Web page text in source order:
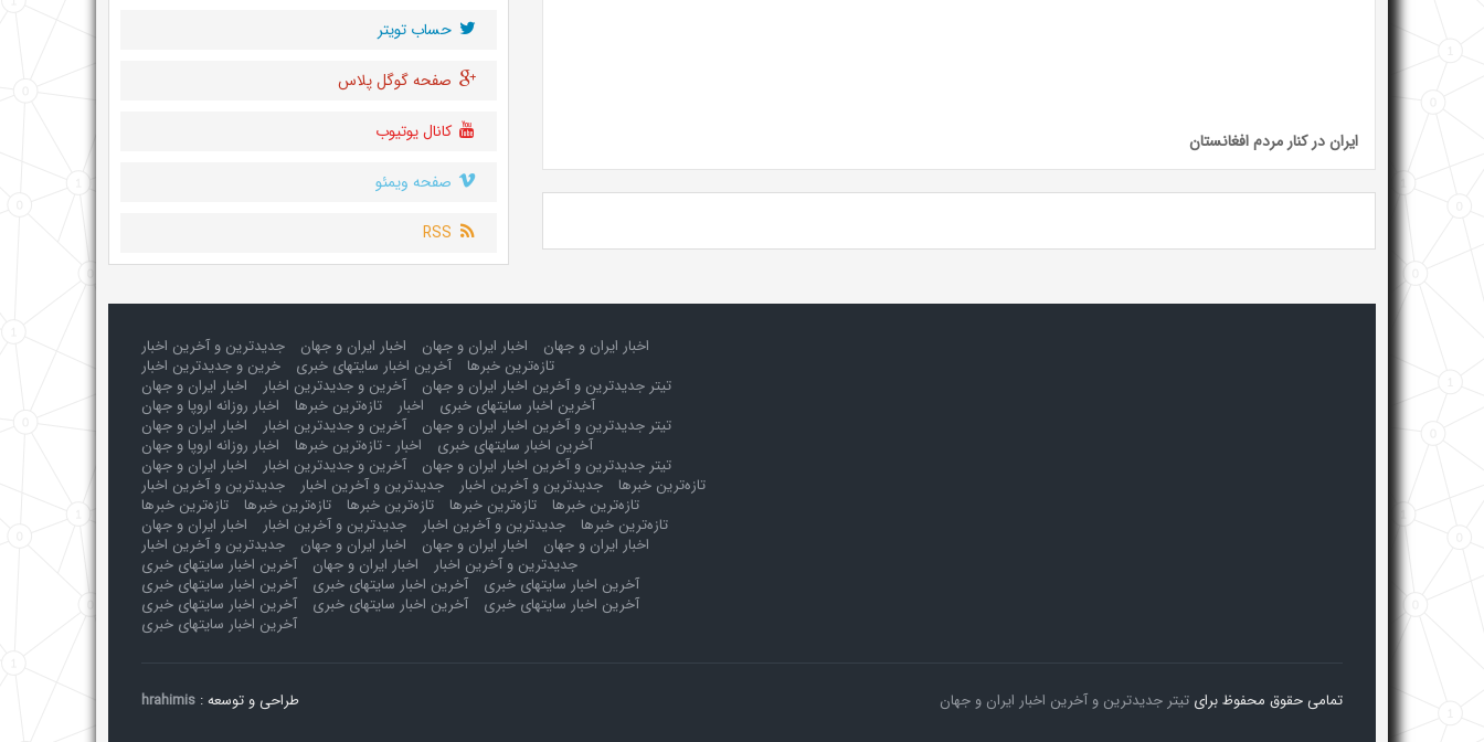
ایران در کنار مردم افغانستان
حساب تويتر
صفحه گوگل پلاس
کانال یوتیوب
صفحه ویمئو
اخبار ایران و جهان اخبار ایران و جهان اخبار ایران و جهان
جدیدترین و آخرین اخبار
تازه‌ترین خبرها
آخرین اخبار سایتهای خبری
خرین و جدیدترین اخبار
تیتر جدیدترین و آخرین اخبار ایران و جهان
آخرین و جدیدترین اخبار
اخبار ایران و جهان
آخرین اخبار سایتهای خبری
اخبار تازه‌ترین خبرها
اخبار روزانه اروپا و جهان
تیتر جدیدترین و آخرین اخبار ایران و جهان
آخرین و جدیدترین اخبار
اخبار ایران و جهان
آخرین اخبار سایتهای خبری
اخبار - تازه‌ترین خبرها
اخبار روزانه اروپا و جهان
تیتر جدیدترین و آخرین اخبار ایران و جهان
آخرین و جدیدترین اخبار
اخبار ایران و جهان
تازه‌ترین خبرها
جدیدترین و آخرین اخبار جدیدترین و آخرین اخبار
جدیدترین و آخرین اخبار
تازه‌ترین خبرها
تازه‌ترین خبرها تازه‌ترین خبرها تازه‌ترین خبرها
تازه‌ترین خبرها
تازه‌ترین خبرها
جدیدترین و آخرین اخبار جدیدترین و آخرین اخبار
اخبار ایران و جهان
اخبار ایران و جهان
اخبار ایران و جهان اخبار ایران و جهان
جدیدترین و آخرین اخبار
جدیدترین و آخرین اخبار
اخبار ایران و جهان
آخرین اخبار سایتهای خبری
آخرین اخبار سایتهای خبری
آخرین اخبار سایتهای خبری
آخرین اخبار سایتهای خبری
آخرین اخبار سایتهای خبری
آخرین اخبار سایتهای خبری
آخرین اخبار سایتهای خبری
آخرین اخبار سایتهای خبری
تمامی حقوق محفوظ برای تیتر جدیدترین و آخرین اخبار ایران و جهان طراحی و توسعه : hrahimis